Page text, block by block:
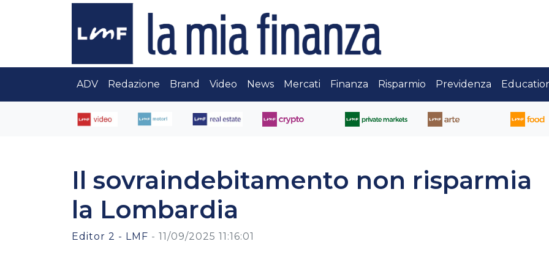
ADV Redazione Brand Video News Mercati Finanza Risparmio Previdenza
Il sovraindebitamento non risparmia
la Lombardia
Editor 2 - LMF - 11/09/2025 11:16:01